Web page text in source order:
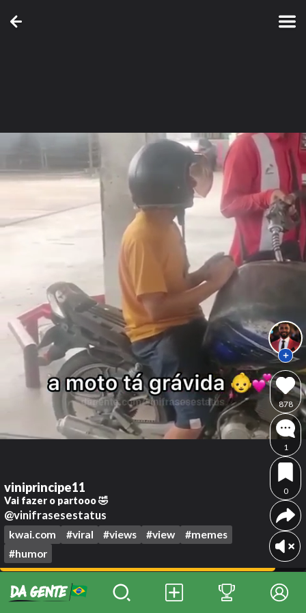
viniprincipe11
Vai fazer o partooo 🤣
@vinifrasesestatus
kwai.com #viral #views #view
#memes
#humor
878
1
0